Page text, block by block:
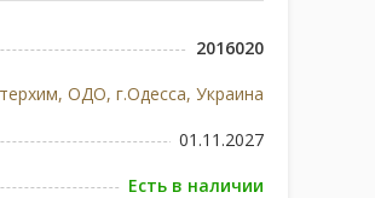
2016020
ОДО, г.Одесса, Украина
01.11.2027
Есть в наличии